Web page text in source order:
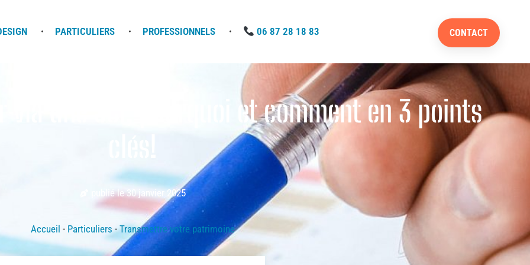
PARTICULIERS PROFESSIONNELS 06 87 28 18 83 CONTACT
via une SCI, pourquoi et comment en 3 points
publié le30 janvier 2025
Accueil - Particuliers-Transmettre votre patrimoine